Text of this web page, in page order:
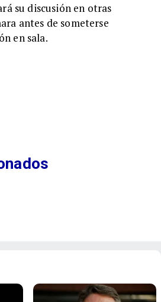
su discusión en otras
antes de someterse
en sala.